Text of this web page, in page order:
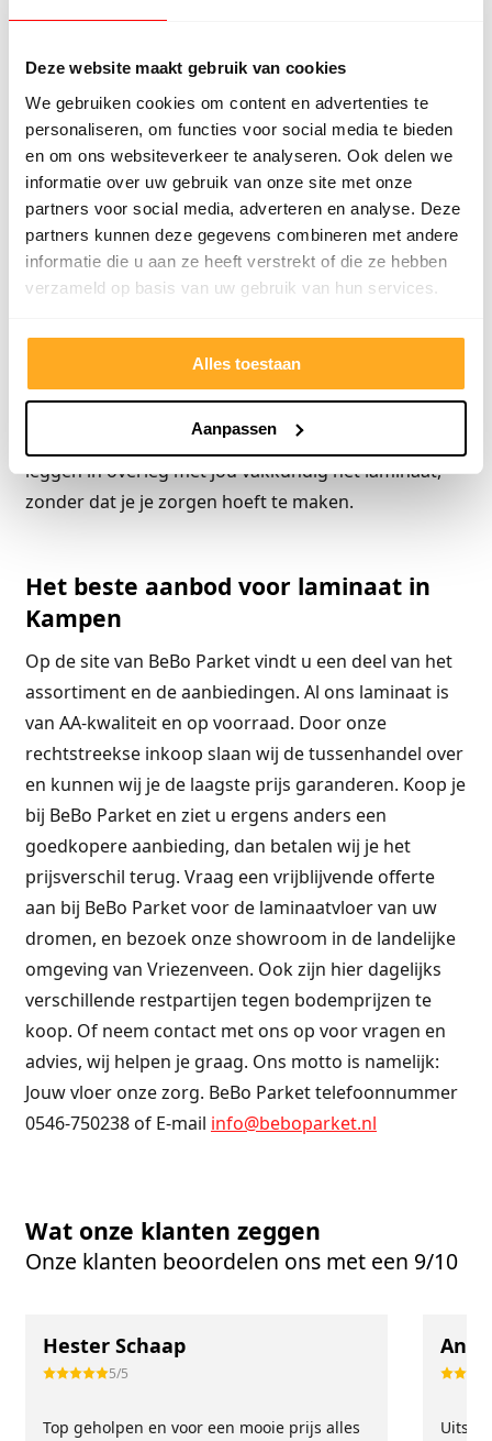
Deze website maakt gebruik van cookies
We gebruiken cookies om content en advertenties te
personaliseren, om functies voor social media te bieden
en om ons websiteverkeer te analyseren. Ook delen we
informatie over uw gebruik van onze site met onze
partners voor social media, adverteren en analyse. Deze
partners kunnen deze gegevens combineren met andere
informatie die u aan ze heeft verstrekt of die ze hebben
verzameld op basis van uw gebruik van hun services.
Alles toestaan
Aanpassen
Bezorg- en legservice voor laminaat
in Kampen
Een laminaat in Kampen is bij ons zo geregeld. Op
het moment dat u uw droomlaminaat heeft
uitgezocht uit het enorme assortiment van BeBo
Parket, gaan wij voor je aan de slag. Wil je het
laminaat in Kampen aan huis bezorgd hebben? Wij
hebben een wagenpark van 27 tot onze beschikking
kun je gebruik maken vande grootste legservice van
. Professionals met jarenlange ervaring
leggen in overleg met jou vakkundig het laminaat,
zonder dat je je zorgen hoeft te maken.
Het beste aanbod voor laminaat in
Kampen
Op de site van BeBo Parket vindt u een deel van het
assortiment en de aanbiedingen. Al ons laminaat is
van AA-kwaliteit en op voorraad. Door onze
rechtstreekse inkoop slaan wij de tussenhandel over
en kunnen wij je de laagste prijs garanderen. Koop je
bij BeBo Parket en ziet u ergens anders een
goedkopere aanbieding, dan betalen wij je het
prijsverschil terug. Vraag een vrijblijvende offerte
aan bij BeBo Parket voor de laminaatvloer van uw
dromen, en bezoek onze showroom in de landelijke
omgeving van Vriezenveen. Ook zijn hier dagelijks
verschillende restpartijen tegen bodemprijzen te
koop. Of neem contact met ons op voor vragen en
advies, wij helpen je graag. Ons motto is namelijk:
Jouw vloer onze zorg. BeBo Parket telefoonnummer
0546-750238 of E-mail info@beboparket.nl
Wat onze klanten zeggen
Onze klanten beoordelen ons met een 9/10
Hester Schaap
5/5
Top geholpen en voor een mooie prijs alles